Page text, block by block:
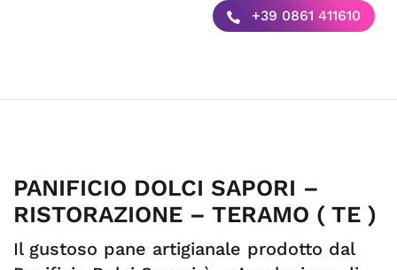
+39 0861 411610
PANIFICIO DOLCI SAPORI –
RISTORAZIONE – TERAMO ( TE )
Il gustoso pane artigianale prodotto dal